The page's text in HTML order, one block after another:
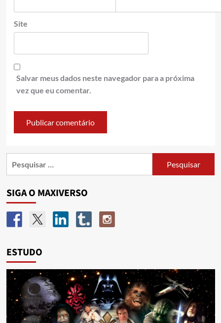
Site
Salvar meus dados neste navegador para a próxima
vez que eu comentar.
SIGA O MAXIVERSO
ESTUDO